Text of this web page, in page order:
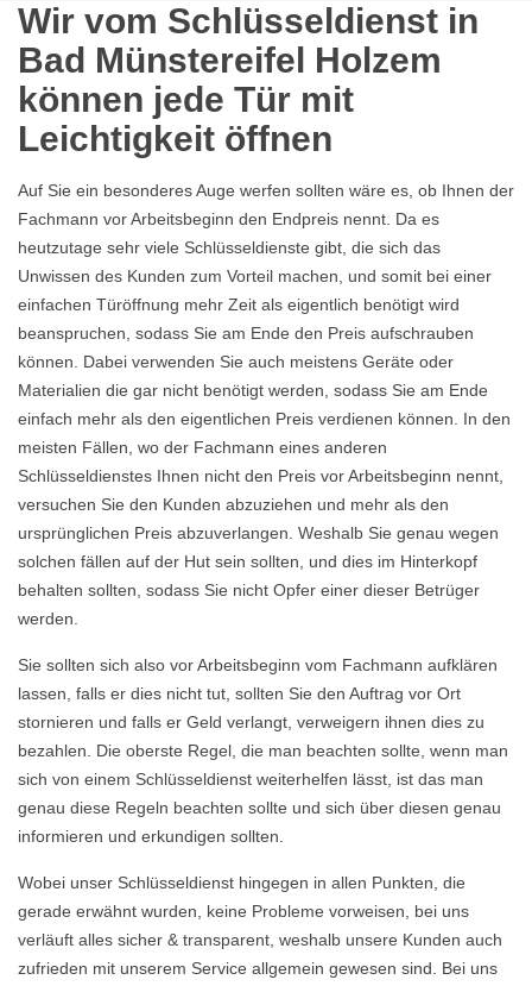
Wir vom Schlüsseldienst in
Bad Münstereifel Holzem
können jede Tür mit
Leichtigkeit öffnen
Auf Sie ein besonderes Auge werfen sollten wäre es, ob Ihnen der
Fachmann vor Arbeitsbeginn den Endpreis nennt. Da es
heutzutage sehr viele Schlüsseldienste gibt, die sich das
Unwissen des Kunden zum Vorteil machen, und somit bei einer
einfachen Türöffnung mehr Zeit als eigentlich benötigt wird
beanspruchen, sodass Sie am Ende den Preis aufschrauben
können. Dabei verwenden Sie auch meistens Geräte oder
Materialien die gar nicht benötigt werden, sodass Sie am Ende
einfach mehr als den eigentlichen Preis verdienen können. In den
meisten Fällen, wo der Fachmann eines anderen
Schlüsseldienstes Ihnen nicht den Preis vor Arbeitsbeginn nennt,
versuchen Sie den Kunden abzuziehen und mehr als den
ursprünglichen Preis abzuverlangen. Weshalb Sie genau wegen
solchen fällen auf der Hut sein sollten, und dies im Hinterkopf
behalten sollten, sodass Sie nicht Opfer einer dieser Betrüger
werden.
Sie sollten sich also vor Arbeitsbeginn vom Fachmann aufklären
lassen, falls er dies nicht tut, sollten Sie den Auftrag vor Ort
stornieren und falls er Geld verlangt, verweigern ihnen dies zu
bezahlen. Die oberste Regel, die man beachten sollte, wenn man
sich von einem Schlüsseldienst weiterhelfen lässt, ist das man
genau diese Regeln beachten sollte und sich über diesen genau
informieren und erkundigen sollten.
Wobei unser Schlüsseldienst hingegen in allen Punkten, die
gerade erwähnt wurden, keine Probleme vorweisen, bei uns
verläuft alles sicher & transparent, weshalb unsere Kunden auch
zufrieden mit unserem Service allgemein gewesen sind. Bei uns